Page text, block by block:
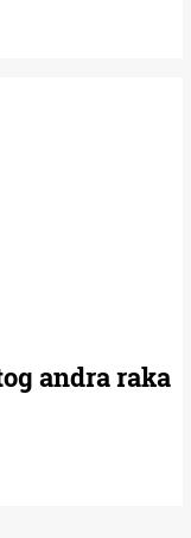
andra raka